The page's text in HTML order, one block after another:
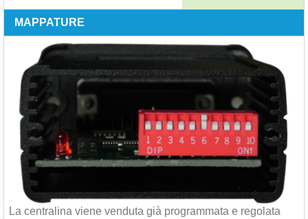
MAPPATURE
La centralina viene venduta già programmata e regolata